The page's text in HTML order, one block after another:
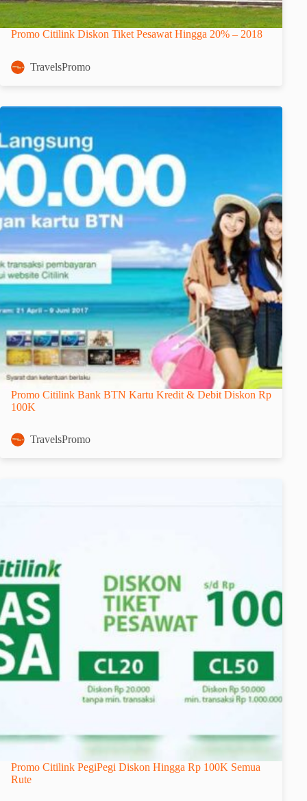
Promo Citilink Diskon Tiket Pesawat Hingga 20% – 2018
TravelsPromo
Promo Citilink Bank BTN Kartu Kredit & Debit Diskon Rp
100K
TravelsPromo
Promo Citilink PegiPegi Diskon Hingga Rp 100K Semua
Rute